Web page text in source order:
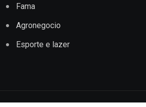
Fama
Agronegocio
Esporte e lazer